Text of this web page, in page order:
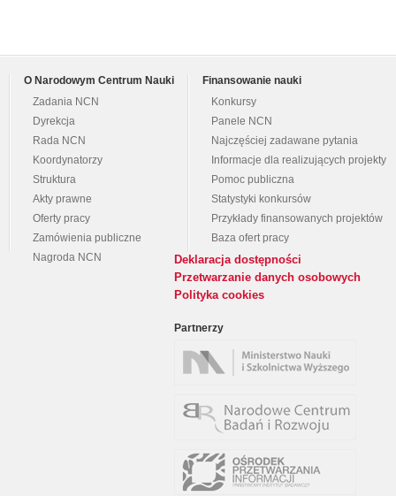
O Narodowym Centrum Nauki
Zadania NCN
Dyrekcja
Rada NCN
Koordynatorzy
Struktura
Akty prawne
Oferty pracy
Zamówienia publiczne
Nagroda NCN
Finansowanie nauki
Konkursy
Panele NCN
Najczęściej zadawane pytania
Informacje dla realizujących projekty
Pomoc publiczna
Statystyki konkursów
Przykłady finansowanych projektów
Baza ofert pracy
Deklaracja dostępności
Przetwarzanie danych osobowych
Polityka cookies
Partnerzy